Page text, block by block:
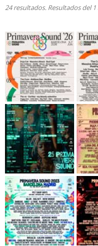
24 resultados. Resultados del 1